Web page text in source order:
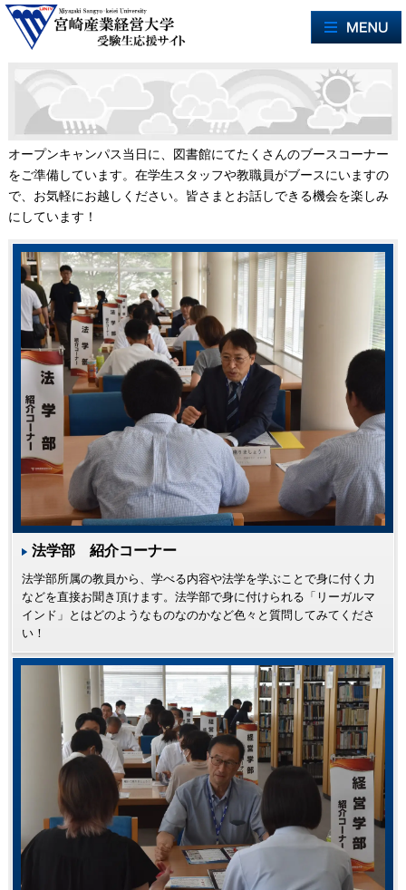
オープンキャンパス当日に、図書館にてたくさんのブースコーナー
をご準備しています。在学生スタッフや教職員がブースにいますの
で、お気軽にお越しください。皆さまとお話しできる機会を楽しみ
にしています！
法学部 紹介コーナー
法学部所属の教員から、学べる内容や法学を学ぶことで身に付く力
などを直接お聞き頂けます。法学部で身に付けられる「リーガルマ
インド」とはどのようなものなのかなど色々と質問してみてくださ
い！